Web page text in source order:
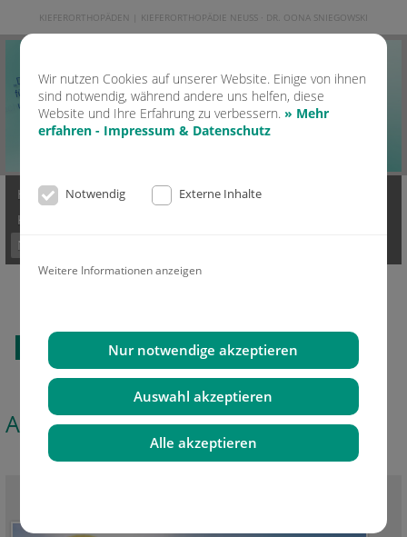
Wir nutzen Cookies auf unserer Website. Einige von ihnen
sind notwendig, während andere uns helfen, diese
Website und Ihre Erfahrung zu verbessern.» Mehr
erfahren - Impressum & Datenschutz
Notwendig Externe Inhalte
Weitere Informationen anzeigen
Nur notwendige akzeptieren
Auswahl akzeptieren
Alle akzeptieren
KIEFERORTHOPÄDEN | KIEFERORTHOPÄDIE NEUSS · DR. OONA SNIEGOWSKI
Home Kontakt Praxis
Ästhetik & Lachen
KFO Erwachsene
News
Alle News lesen
Aktuelle News
Alle News sehen